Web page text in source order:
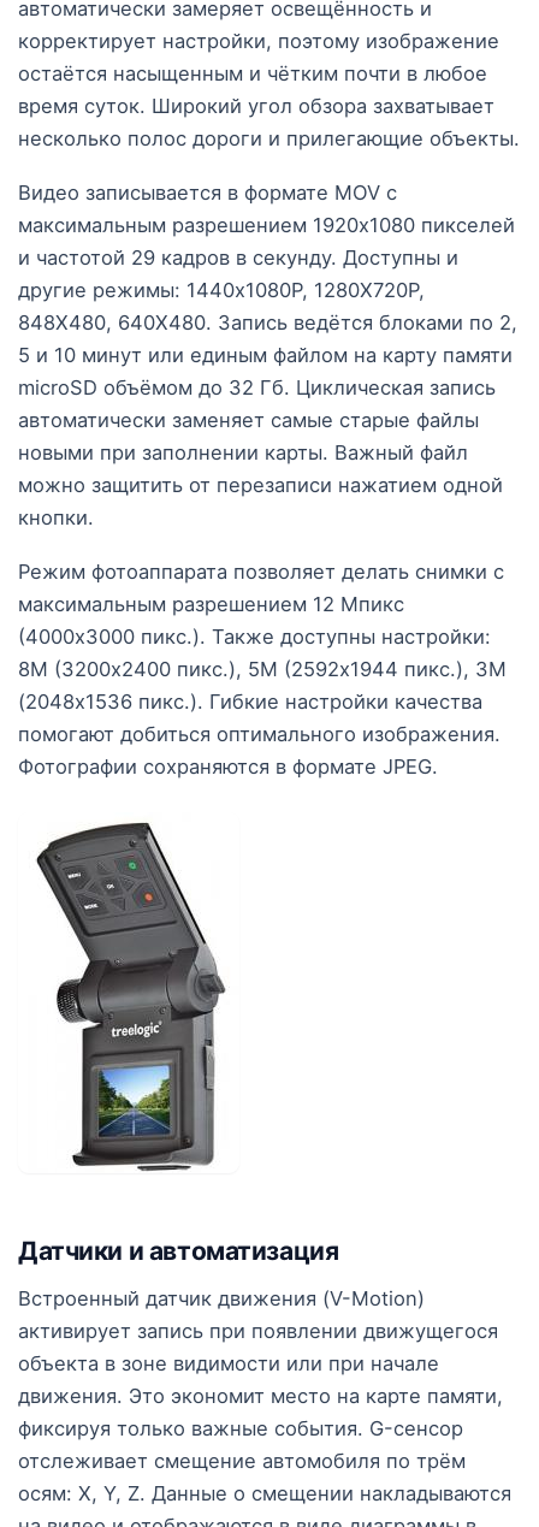
автоматически замеряет освещённость и
корректирует настройки, поэтому изображение
остаётся насыщенным и чётким почти в любое
время суток. Широкий угол обзора захватывает
несколько полос дороги и прилегающие объекты.
Видео записывается в формате MOV с
максимальным разрешением 1920х1080 пикселей
и частотой 29 кадров в секунду. Доступны и
другие режимы: 1440х1080P, 1280Х720P,
848Х480, 640X480. Запись ведётся блоками по 2,
5 и 10 минут или единым файлом на карту памяти
microSD объёмом до 32 Гб. Циклическая запись
автоматически заменяет самые старые файлы
новыми при заполнении карты. Важный файл
можно защитить от перезаписи нажатием одной
кнопки.
Режим фотоаппарата позволяет делать снимки с
максимальным разрешением 12 Мпикс
(4000х3000 пикс.). Также доступны настройки:
8M (3200х2400 пикс.), 5M (2592х1944 пикс.), 3M
(2048х1536 пикс.). Гибкие настройки качества
помогают добиться оптимального изображения.
Фотографии сохраняются в формате JPEG.
Датчики и автоматизация
Встроенный датчик движения (V-Motion)
активирует запись при появлении движущегося
объекта в зоне видимости или при начале
движения. Это экономит место на карте памяти,
фиксируя только важные события. G-сенсор
отслеживает смещение автомобиля по трём
осям: X, Y, Z. Данные о смещении накладываются